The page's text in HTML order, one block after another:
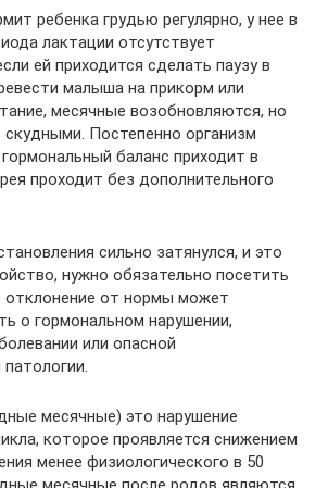
ребенка грудью регулярно, у нее в
лактации отсутствует
ей приходится сделать паузу в
малыша на прикорм или
месячные возобновляются, но
скудными. Постепенно организм
баланс приходит в
проходит без дополнительного
сильно затянулся, и это
нужно обязательно посетить
отклонение от нормы может
о гормональном нарушении,
или опасной
месячные) это нарушение
которое проявляется снижением
менее физиологического в 50